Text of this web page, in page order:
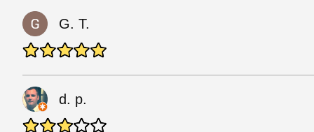
G. T.
d. p.